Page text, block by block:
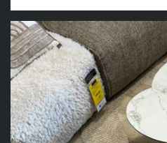
initial
était :
298,00 €.
actuel
est :
229,00 €.